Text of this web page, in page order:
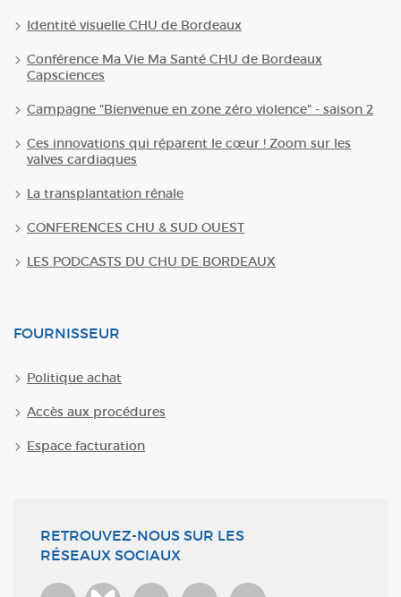
Identité visuelle CHU de Bordeaux
Conférence Ma Vie Ma Santé CHU de Bordeaux
Capsciences
Campagne "Bienvenue en zone zéro violence" - saison 2
Ces innovations qui réparent le cœur ! Zoom sur les
valves cardiaques
La transplantation rénale
CONFERENCES CHU & SUD OUEST
LES PODCASTS DU CHU DE BORDEAUX
FOURNISSEUR
Politique achat
Accès aux procédures
Espace facturation
RETROUVEZ-NOUS SUR LES
RÉSEAUX SOCIAUX